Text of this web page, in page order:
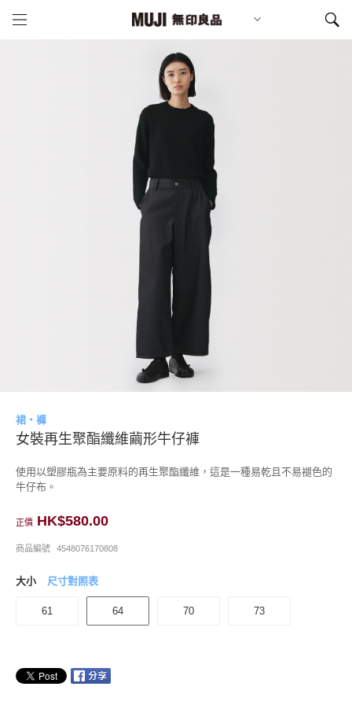
裙・褲
女裝再生聚酯纖維繭形牛仔褲
使用以塑膠瓶為主要原料的再生聚酯纖維，這是一種易乾且不易褪色的
牛仔布。
正價 HK$580.00
商品編號 4548076170808
大小 尺寸對照表
61 64 70 73